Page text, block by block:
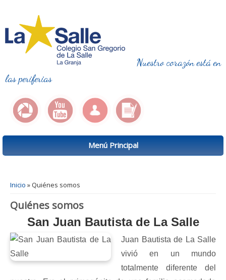
Nuestro corazón está en
las periferias
Menú Principal
Inicio » Quiénes somos
Quiénes somos
San Juan Bautista de La Salle
Juan Bautista de La Salle
vivió en un mundo
totalmente diferente del